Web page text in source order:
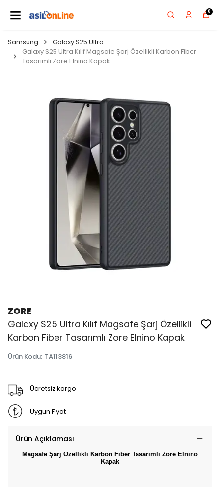
0
Samsung
Galaxy S25 Ultra
Galaxy S25 Ultra Kılıf Magsafe Şarj Özellikli Karbon Fiber
Tasarımlı Zore Elnino Kapak
ZORE
Galaxy S25 Ultra Kılıf Magsafe Şarj Özellikli
Karbon Fiber Tasarımlı Zore Elnino Kapak
Ürün Kodu: TA113816
Ücretsiz kargo
Uygun Fiyat
Ürün Açıklaması
Magsafe Şarj Özellikli Karbon Fiber Tasarımlı Zore Elnino
Kapak